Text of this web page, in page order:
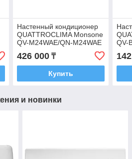
Настенный кондиционер
QUATTROCLIMA Monsone
QV-M24WAE/QN-M24WAE
426 000₸
Купить
QV-
и новинки